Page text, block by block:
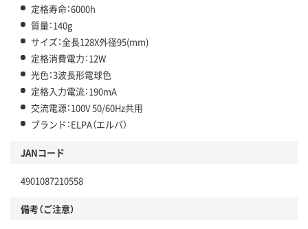
定格寿命：6000h
質量：140g
サイズ：全長128X外径95(mm)
定格消費電力：12W
光色：3波長形電球色
定格入力電流：190mA
交流電源：100V 50/60Hz共用
ブランド：ELPA（エルパ）
JANコード
4901087210558
備考（ご注意）